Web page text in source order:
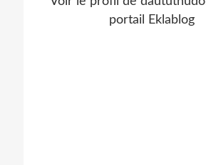
portail Eklablog